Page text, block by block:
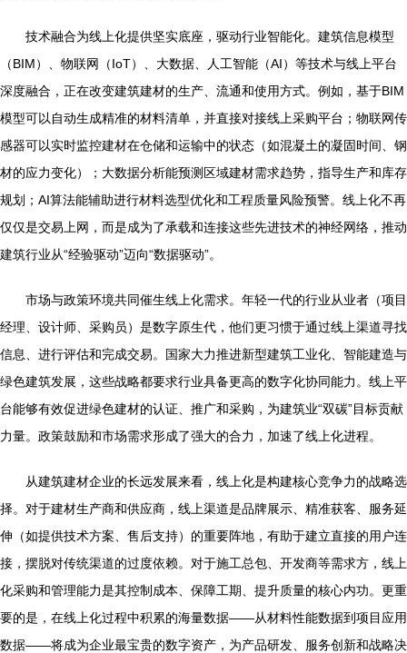
技术融合为线上化提供坚实底座，驱动行业智能化。建筑信息模型
（BIM）、物联网（IoT）、大数据、人工智能（AI）等技术与线上平台
深度融合，正在改变建筑建材的生产、流通和使用方式。例如，基于BIM
模型可以自动生成精准的材料清单，并直接对接线上采购平台；物联网传
感器可以实时监控建材在仓储和运输中的状态（如混凝土的凝固时间、钢
材的应力变化）；大数据分析能预测区域建材需求趋势，指导生产和库存
规划；AI算法能辅助进行材料选型优化和工程质量风险预警。线上化不再
仅仅是交易上网，而是成为了承载和连接这些先进技术的神经网络，推动
建筑行业从“经验驱动”迈向“数据驱动”。
市场与政策环境共同催生线上化需求。年轻一代的行业从业者（项目
经理、设计师、采购员）是数字原生代，他们更习惯于通过线上渠道寻找
信息、进行评估和完成交易。国家大力推进新型建筑工业化、智能建造与
绿色建筑发展，这些战略都要求行业具备更高的数字化协同能力。线上平
台能够有效促进绿色建材的认证、推广和采购，为建筑业“双碳”目标贡献
力量。政策鼓励和市场需求形成了强大的合力，加速了线上化进程。
从建筑建材企业的长远发展来看，线上化是构建核心竞争力的战略选
择。对于建材生产商和供应商，线上渠道是品牌展示、精准获客、服务延
伸（如提供技术方案、售后支持）的重要阵地，有助于建立直接的用户连
接，摆脱对传统渠道的过度依赖。对于施工总包、开发商等需求方，线上
化采购和管理能力是其控制成本、保障工期、提升质量的核心内功。更重
要的是，在线上化过程中积累的海量数据——从材料性能数据到项目应用
数据——将成为企业最宝贵的数字资产，为产品研发、服务创新和战略决